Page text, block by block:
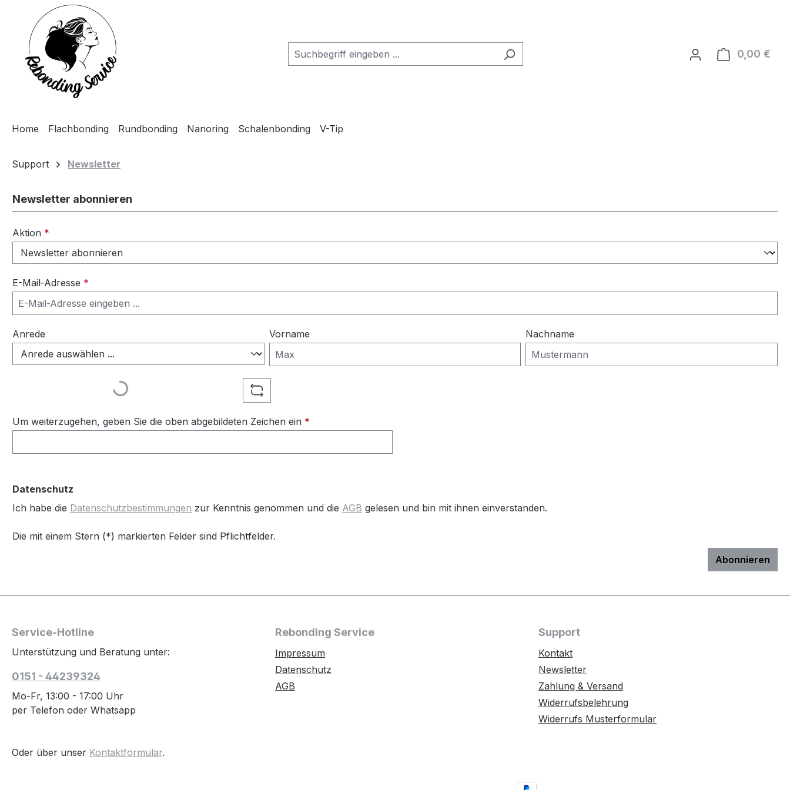
Hauptinhalt springen
Zur Suche springen
Zur Hauptnavigation springen
0,00 €
Home Flachbonding Rundbonding Nanoring Schalenbonding V-Tip
Support Newsletter
Newsletter abonnieren
Aktion *
E-Mail-Adresse *
Anrede Vorname Nachname
Loading...
Um weiterzugehen, geben Sie die oben abgebildeten Zeichen ein *
Datenschutz
Ich habe die Datenschutzbestimmungen zur Kenntnis genommen und die AGB gelesen und bin mit ihnen einverstanden.
Die mit einem Stern (*) markierten Felder sind Pflichtfelder.
Abonnieren
Service-Hotline
Unterstützung und Beratung unter:
0151 - 44239324
Mo-Fr, 13:00 - 17:00 Uhr
per Telefon oder Whatsapp
Oder über unser Kontaktformular.
Rebonding Service
Impressum
Datenschutz
AGB
Support
Kontakt
Newsletter
Zahlung & Versand
Widerrufsbelehrung
Widerrufs Musterformular